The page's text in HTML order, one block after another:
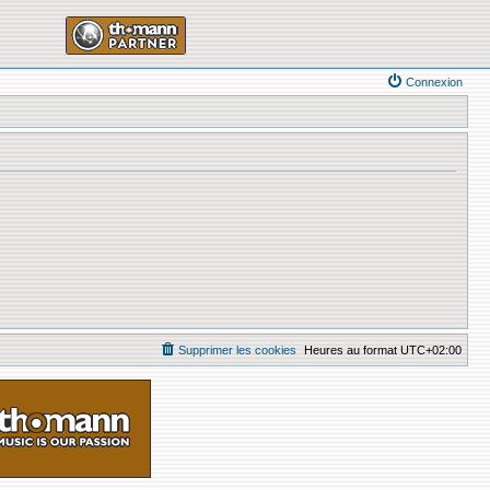
Connexion
Heures au format UTC+02:00
Supprimer les cookies